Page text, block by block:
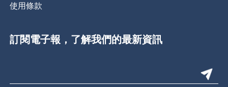
使用條款
訂閱電子報，了解我們的最新資訊